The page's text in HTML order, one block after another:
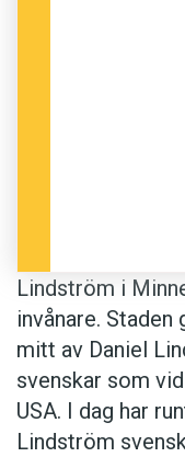
Lindström i
invånare.
mitt av Daniel
svenskar som
USA. I dag har
Lindström